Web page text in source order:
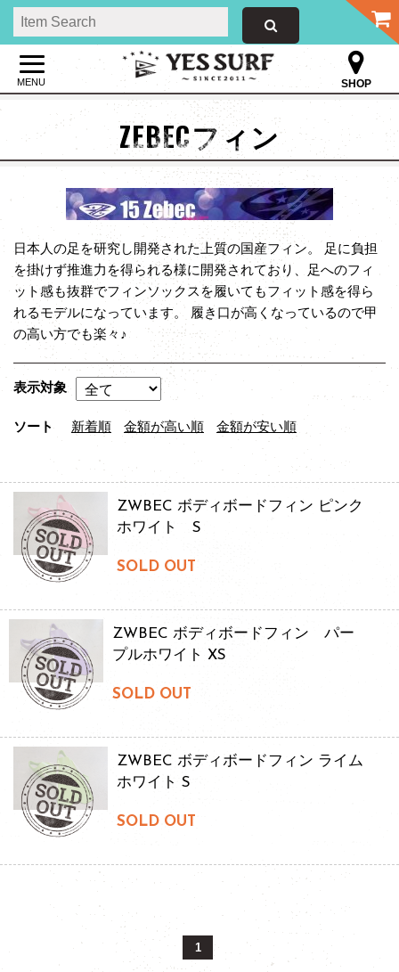
MENU SHOP
ZEBECフィン
日本人の足を研究し開発された上質の国産フィン。 足に負担
を掛けず推進力を得られる様に開発されており、足へのフィ
ット感も抜群でフィンソックスを履いてもフィット感を得ら
れるモデルになっています。 履き口が高くなっているので甲
の高い方でも楽々♪
表示対象
ソート 新着順 金額が高い順 金額が安い順
ZWBEC ボディボードフィン ピンク
ホワイト S
SOLD OUT
ZWBEC ボディボードフィン パー
プルホワイト XS
SOLD OUT
ZWBEC ボディボードフィン ライム
ホワイト S
SOLD OUT
1